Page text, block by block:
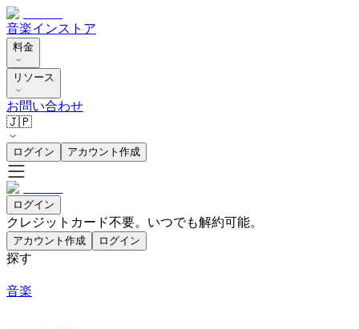
音楽インストア
料金
リソース
お問い合わせ
🇯🇵
ログイン アカウント作成
ログイン
クレジットカード不要。いつでも解約可能。
アカウント作成 ログイン
探す
音楽